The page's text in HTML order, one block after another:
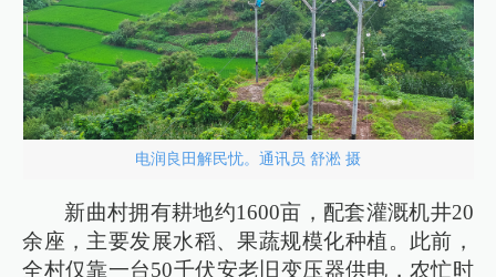
电润良田解民忧。通讯员 舒淞 摄
新曲村拥有耕地约1600亩，配套灌溉机井20
余座，主要发展水稻、果蔬规模化种植。此前，
全村仅靠一台50千伏安老旧变压器供电，农忙时